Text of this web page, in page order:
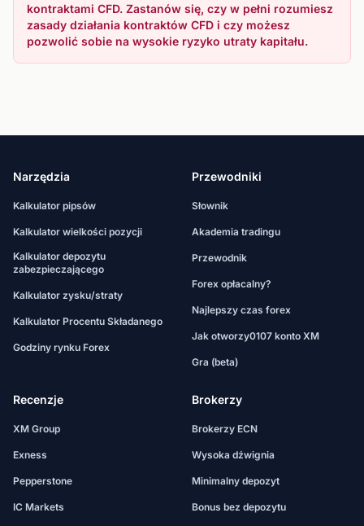
kontraktami CFD. Zastanów się, czy w pełni rozumiesz
zasady działania kontraktów CFD i czy możesz
pozwolić sobie na wysokie ryzyko utraty kapitału.
Narzędzia
Kalkulator pipsów
Kalkulator wielkości pozycji
Kalkulator depozytu
zabezpieczającego
Kalkulator zysku/straty
Kalkulator Procentu Składanego
Godziny rynku Forex
Przewodniki
Słownik
Akademia tradingu
Przewodnik
Forex opłacalny?
Najlepszy czas forex
Jak otworzy0107 konto XM
Gra (beta)
Recenzje
XM Group
Exness
Pepperstone
IC Markets
Brokerzy
Brokerzy ECN
Wysoka dźwignia
Minimalny depozyt
Bonus bez depozytu